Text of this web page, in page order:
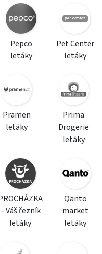
Pepco
letáky
Pet Center
letáky
Pramen
letáky
Prima
Drogerie
letáky
– Váš řezník
letáky
Qanto
market
letáky